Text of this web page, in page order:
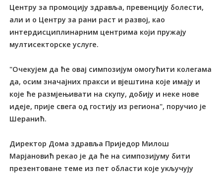
Центру за промоцију здравља, превенцију болести,
али и о Центру за рани раст и развој, као
интердисциплинарним центрима који пружају
мултисекторске услуге.
"Очекујем да ће овај симпозијум омогућити колегама
да, осим значајних пракси и вјештина које имају и
које ће размјењивати на скупу, добију и неке нове
идеје, прије свега од гостију из региона", поручио је
Шеранић.
Директор Дома здравља Приједор Милош
Марјановић рекао је да ће на симпозијуму бити
презентоване теме из пет области које укључују